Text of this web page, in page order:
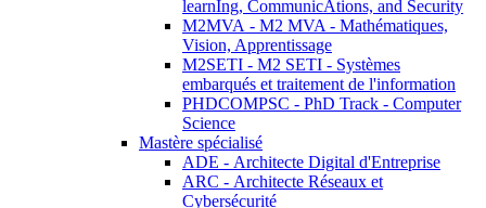
learnIng, CommunicAtions, and Security
M2MVA - M2 MVA - Mathématiques,
Vision, Apprentissage
M2SETI - M2 SETI - Systèmes
embarqués et traitement de l'information
PHDCOMPSC - PhD Track - Computer
Science
Mastère spécialisé
ADE - Architecte Digital d'Entreprise
ARC - Architecte Réseaux et
Cybersécurité